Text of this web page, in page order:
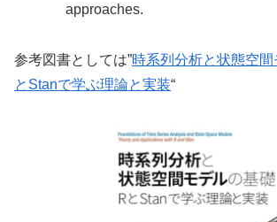
approaches.
参考図書としては”時系列分析と状態空
とStanで学ぶ理論と実装“